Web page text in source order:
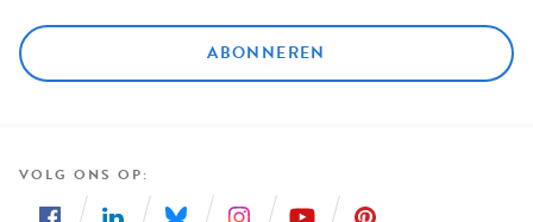
ABONNEREN
VOLG ONS OP